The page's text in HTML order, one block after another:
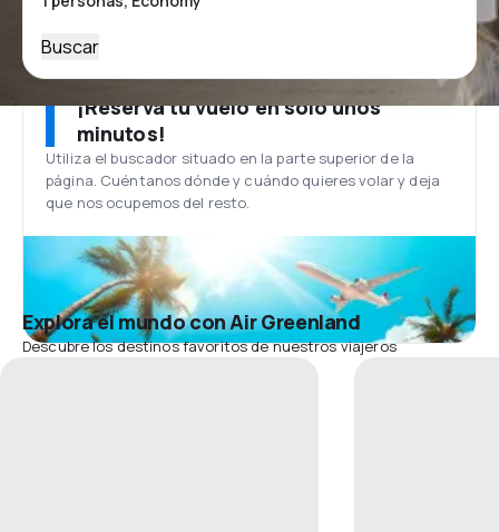
Buscar
¡Reserva tu vuelo en solo unos
minutos!
Utiliza el buscador situado en la parte superior de la
página. Cuéntanos dónde y cuándo quieres volar y deja
que nos ocupemos del resto.
Explora el mundo con Air Greenland
Descubre los destinos favoritos de nuestros viajeros